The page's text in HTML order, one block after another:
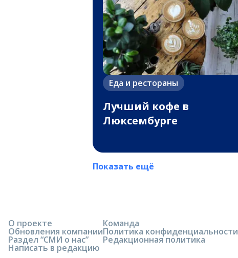
Еда и рестораны
Лучший кофе в
Люксембурге
Показать ещё
О проекте
Обновления компании
Раздел “СМИ о нас”
Написать в редакцию
Команда
Политика конфиденциальности
Редакционная политика